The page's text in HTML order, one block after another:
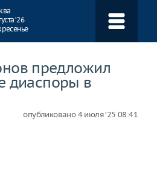
‘26
предложил
диаспоры в
опубликовано4 июля ‘25 08:41